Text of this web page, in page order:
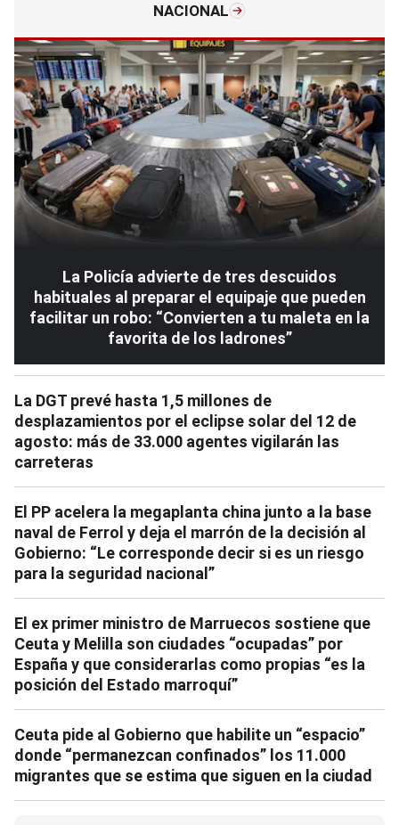
NACIONAL
La Policía advierte de tres descuidos
habituales al preparar el equipaje que pueden
facilitar un robo: “Convierten a tu maleta en la
favorita de los ladrones”
La DGT prevé hasta 1,5 millones de
desplazamientos por el eclipse solar del 12 de
agosto: más de 33.000 agentes vigilarán las
carreteras
El PP acelera la megaplanta china junto a la base
naval de Ferrol y deja el marrón de la decisión al
Gobierno: “Le corresponde decir si es un riesgo
para la seguridad nacional”
El ex primer ministro de Marruecos sostiene que
Ceuta y Melilla son ciudades “ocupadas” por
España y que considerarlas como propias “es la
posición del Estado marroquí”
Ceuta pide al Gobierno que habilite un “espacio”
donde “permanezcan confinados” los 11.000
migrantes que se estima que siguen en la ciudad